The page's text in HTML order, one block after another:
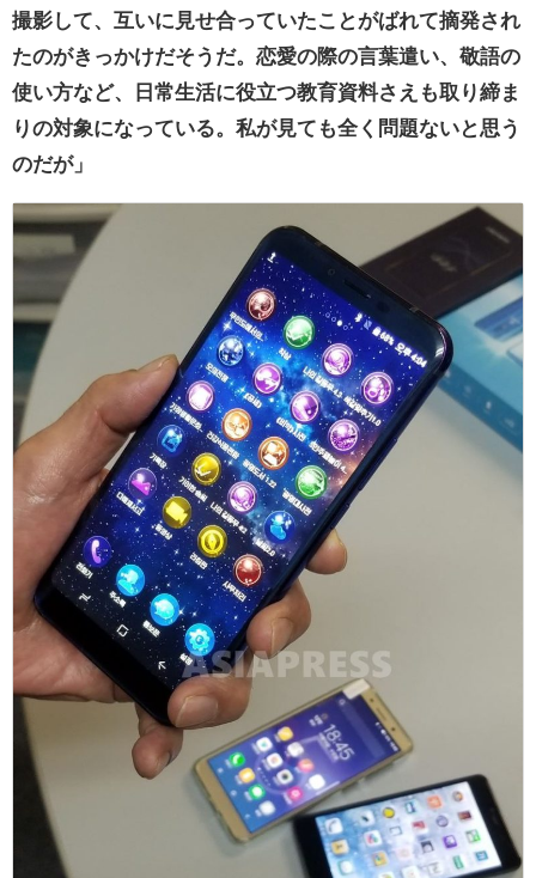
撮影して、互いに見せ合っていたことがばれて摘発され
たのがきっかけだそうだ。恋愛の際の言葉遣い、敬語の
使い方など、日常生活に役立つ教育資料さえも取り締ま
りの対象になっている。私が見ても全く問題ないと思う
のだが」